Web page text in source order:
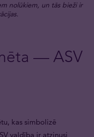
nolūkiem, un tās bieži ir
— ASV
kas simbolizē
valdība ir atzinusi